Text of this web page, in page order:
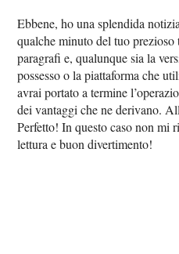
Ebbene, ho una splendida
qualche minuto del tuo
paragrafi e, qualunque sia la
possesso o la piattaforma che
avrai portato a termine
dei vantaggi che ne derivano.
Perfetto! In questo caso non mi
lettura e buon divertimento!